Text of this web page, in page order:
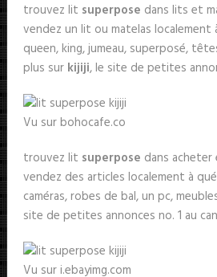
trouvez lit superpose dans lits et
vendez un lit ou matelas localement
queen, king, jumeau, superposé,
plus sur kijiji, le site de petites
Vu sur bohocafe.co
trouvez lit superpose dans
vendez des articles localement à
caméras, robes de bal, un pc,
site de petites annonces no. 1 au
Vu sur i.ebayimg.com